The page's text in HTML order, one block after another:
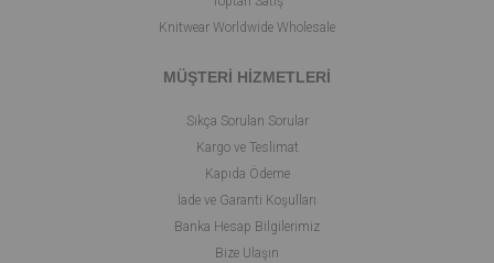
Knitwear Worldwide Wholesale
MÜŞTERİ HİZMETLERİ
Sıkça Sorulan Sorular
Kargo ve Teslimat
Kapıda Ödeme
İade ve Garanti Koşulları
Banka Hesap Bilgilerimiz
Bize Ulaşın